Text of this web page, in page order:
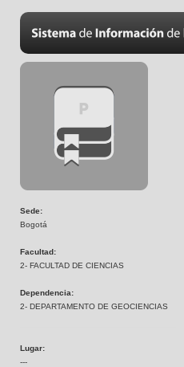
Sede:
Bogotá
Facultad:
2- FACULTAD DE CIENCIAS
Dependencia:
2- DEPARTAMENTO DE GEOCIENCIAS
Lugar:
---